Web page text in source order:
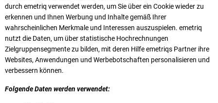
durch emetriq verwendet werden, um Sie über ein Cookie wieder zu
erkennen und Ihnen Werbung und Inhalte gemäß Ihrer
wahrscheinlichen Merkmale und Interessen auszuspielen. emetriq
nutzt die Daten, um über statistische Hochrechnungen
Zielgruppensegmente zu bilden, mit deren Hilfe emetriqs Partner ihre
Websites, Anwendungen und Werbebotschaften personalisieren und
verbessern können.
Folgende Daten werden verwendet: